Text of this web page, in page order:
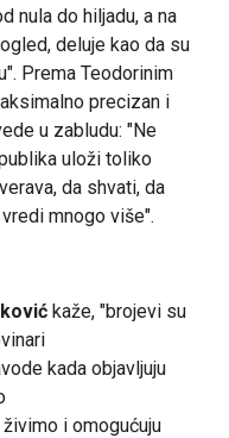
nula do hiljadu, a na
deluje kao da su
Prema Teodorinim
precizan i
u zabludu: "Ne
uloži toliko
da shvati, da
mnogo više".
kaže, "brojevi su
kada objavljuju
i omogućuju